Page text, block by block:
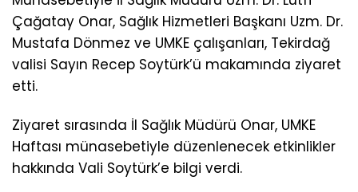
Çağatay Onar, Sağlık Hizmetleri Başkanı Uzm. Dr.
Mustafa Dönmez ve UMKE çalışanları, Tekirdağ
valisi Sayın Recep Soytürk’ü makamında ziyaret
etti.
Ziyaret sırasında İl Sağlık Müdürü Onar, UMKE
Haftası münasebetiyle düzenlenecek etkinlikler
hakkında Vali Soytürk’e bilgi verdi.